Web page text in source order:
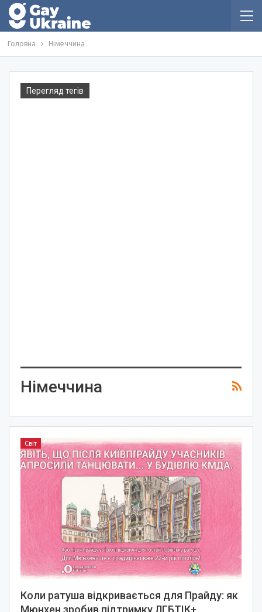
Головна Німеччина
Перегляд тегів
Німеччина
Світ
Коли ратуша відкривається для Прайду: як